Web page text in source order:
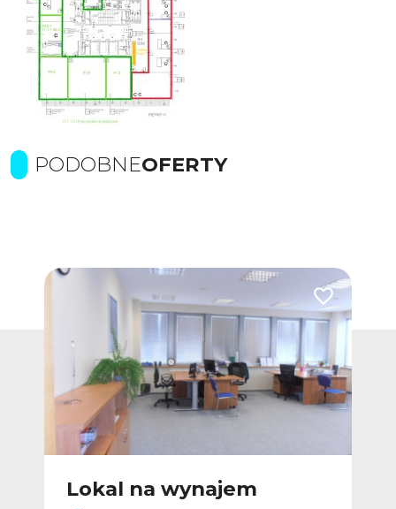
PODOBNEOFERTY
Dodaj do ulubionych Dodaj do
Lokal na wynajem